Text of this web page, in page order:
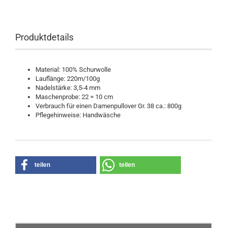
Produktdetails
Material: 100% Schurwolle
Lauflänge: 220m/100g
Nadelstärke: 3,5-4 mm
Maschenprobe: 22 = 10 cm
Verbrauch für einen Damenpullover Gr. 38 ca.: 800g
Pflegehinweise: Handwäsche
teilen teilen